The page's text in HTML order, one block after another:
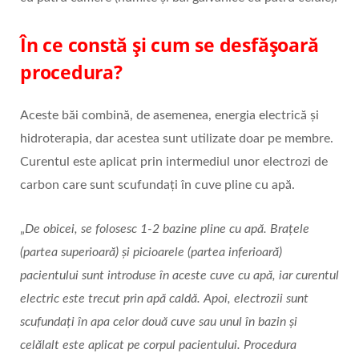
În ce constă și cum se desfășoară
procedura?
Aceste băi combină, de asemenea, energia electrică și
hidroterapia, dar acestea sunt utilizate doar pe membre.
Curentul este aplicat prin intermediul unor electrozi de
carbon care sunt scufundați în cuve pline cu apă.
„De obicei, se folosesc 1-2 bazine pline cu apă. Brațele
(partea superioară) și picioarele (partea inferioară)
pacientului sunt introduse în aceste cuve cu apă, iar curentul
electric este trecut prin apă caldă. Apoi, electrozii sunt
scufundați în apa celor două cuve sau unul în bazin și
celălalt este aplicat pe corpul pacientului. Procedura